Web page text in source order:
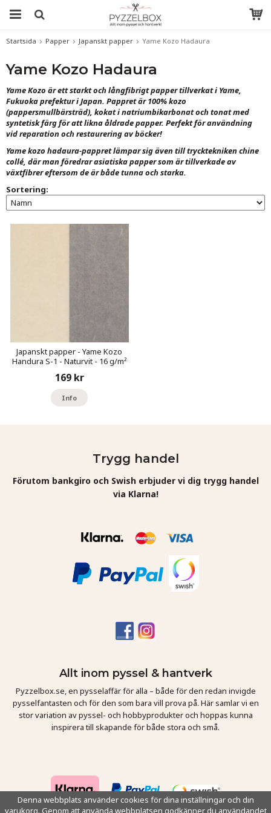
Startsida Papper Japanskt papper Yame Kozo Hadaura
Yame Kozo Hadaura
Yame Kozo är ett starkt och långfibrigt papper tillverkat i Yame,
Fukuoka prefektur i Japan. Pappret är 100% kozo
(pappersmullbärsträd), kokat i natriumbikarbonat och tonat med
syntetisk färg för att likna åldrade papper. Perfekt för användning
vid reparation och restaurering av böcker!
Yame kozo hadaura-pappret lämpar sig även till trycktekniken chine
collé, där man föredrar asiatiska papper som är tillverkade av
växtfibrer eftersom de är både tunna och starka.
Sortering:
Japanskt papper - Yame Kozo
Handura S-1 - Naturvit - 16 g/m²
169 kr
Info
Trygg handel
Förutom bankgiro och Swish erbjuder vi dig trygg handel
via Klarna!
Allt inom pyssel & hantverk
Pyzzelbox.se, en pysselaffär för alla – både för den redan invigde
pysselfantasten och för den som bara vill prova på. Här samlar vi en
stor variation av pyssel- och hobbyprodukter och hoppas kunna
inspirera till skapande för både stora och små.
Denna webbplats använder cookies för dina inställningar och din
varukorg. Genom att använda webbplatsen godkänner du användandet